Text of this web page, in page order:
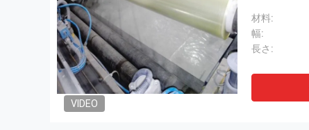
VIDEO
材料:
幅:
長さ: